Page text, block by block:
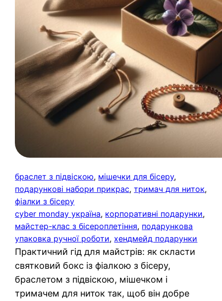
браслет з підвіскою, мішечки для бісеру
подарункові набори прикрас, тримач для ниток
фіалки з бісеру
cyber monday україна, корпоративні подарунки
майстер-клас з бісероплетіння, подарункова
упаковка ручної роботи, хендмейд подарунки
Практичний гід для майстрів: як скласти
святковий бокс із фіалкою з бісеру,
браслетом з підвіскою, мішечком і
тримачем для ниток так, щоб він добре